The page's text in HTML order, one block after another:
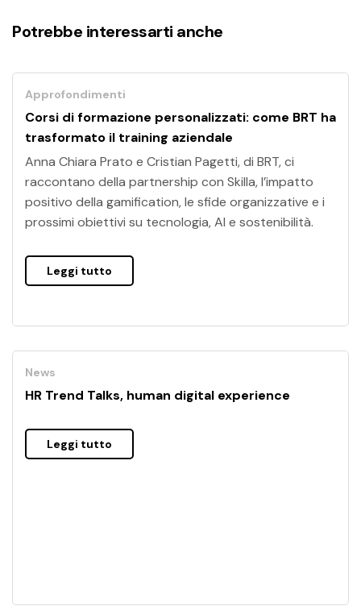
Potrebbe interessarti anche
Approfondimenti
Corsi di formazione personalizzati: come BRT ha
trasformato il training aziendale
Anna Chiara Prato e Cristian Pagetti, di BRT, ci
raccontano della partnership con Skilla, l’impatto
positivo della gamification, le sfide organizzative e i
prossimi obiettivi su tecnologia, AI e sostenibilità.
Leggi tutto
News
HR Trend Talks, human digital experience
Leggi tutto